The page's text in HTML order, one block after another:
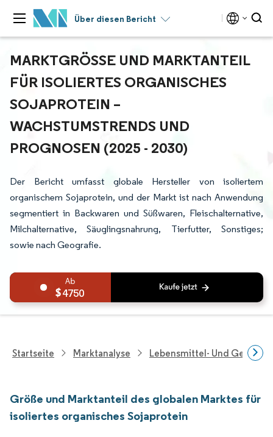
Über diesen Bericht
MARKTGRÖSSE UND MARKTANTEIL F
ÜR ISOLIERTES ORGANISCHES S
OJAPROTEIN – W
ACHSTUMSTRENDS UND P
ROGNOSEN (2025 - 2030)
Der Bericht umfasst globale Hersteller von isoliertem
organischem Sojaprotein, und der Markt ist nach Anwendung
segmentiert in Backwaren und Süßwaren, Fleischalternative,
Milchalternative, Säuglingsnahrung, Tierfutter, Sonstiges;
sowie nach Geografie.
4750
Startseite Marktanalyse Lebensmittel- Und
Größe und Marktanteil des globalen Marktes für
isoliertes organisches Sojaprotein